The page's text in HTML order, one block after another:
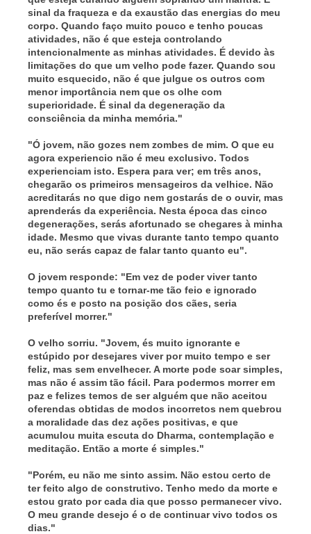
sinal da fraqueza e da exaustão das energias do meu
corpo. Quando faço muito pouco e tenho poucas
atividades, não é que esteja controlando
intencionalmente as minhas atividades. É devido às
limitações do que um velho pode fazer. Quando sou
muito esquecido, não é que julgue os outros com
menor importância nem que os olhe com
superioridade. É sinal da degeneração da
consciência da minha memória."
"Ó jovem, não gozes nem zombes de mim. O que eu
agora experiencio não é meu exclusivo. Todos
experienciam isto. Espera para ver; em três anos,
chegarão os primeiros mensageiros da velhice. Não
acreditarás no que digo nem gostarás de o ouvir, mas
aprenderás da experiência. Nesta época das cinco
degenerações, serás afortunado se chegares à minha
idade. Mesmo que vivas durante tanto tempo quanto
eu, não serás capaz de falar tanto quanto eu".
O jovem responde: "Em vez de poder viver tanto
tempo quanto tu e tornar-me tão feio e ignorado
como és e posto na posição dos cães, seria
preferível morrer."
O velho sorriu. "Jovem, és muito ignorante e
estúpido por desejares viver por muito tempo e ser
feliz, mas sem envelhecer. A morte pode soar simples,
mas não é assim tão fácil. Para podermos morrer em
paz e felizes temos de ser alguém que não aceitou
oferendas obtidas de modos incorretos nem quebrou
a moralidade das dez ações positivas, e que
acumulou muita escuta do Dharma, contemplação e
meditação. Então a morte é simples."
"Porém, eu não me sinto assim. Não estou certo de
ter feito algo de construtivo. Tenho medo da morte e
estou grato por cada dia que posso permanecer vivo.
O meu grande desejo é o de continuar vivo todos os
dias."